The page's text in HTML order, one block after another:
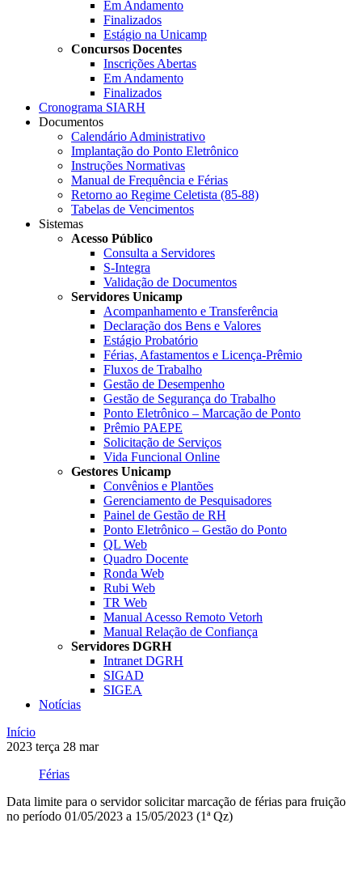
Em Andamento
Finalizados
Estágio na Unicamp
Concursos Docentes
Inscrições Abertas
Em Andamento
Finalizados
Cronograma SIARH
Documentos
Calendário Administrativo
Implantação do Ponto Eletrônico
Instruções Normativas
Manual de Frequência e Férias
Retorno ao Regime Celetista (85-88)
Tabelas de Vencimentos
Sistemas
Acesso Público
Consulta a Servidores
S-Integra
Validação de Documentos
Servidores Unicamp
Acompanhamento e Transferência
Declaração dos Bens e Valores
Estágio Probatório
Férias, Afastamentos e Licença-Prêmio
Fluxos de Trabalho
Gestão de Desempenho
Gestão de Segurança do Trabalho
Ponto Eletrônico – Marcação de Ponto
Prêmio PAEPE
Solicitação de Serviços
Vida Funcional Online
Gestores Unicamp
Convênios e Plantões
Gerenciamento de Pesquisadores
Painel de Gestão de RH
Ponto Eletrônico – Gestão do Ponto
QL Web
Quadro Docente
Ronda Web
Rubi Web
TR Web
Manual Acesso Remoto Vetorh
Manual Relação de Confiança
Servidores DGRH
Intranet DGRH
SIGAD
SIGEA
Notícias
Início
2023 terça 28 mar
Férias
Data limite para o servidor solicitar marcação de férias para fruição
no período 01/05/2023 a 15/05/2023 (1ª Qz)